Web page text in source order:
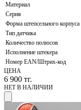
Материал
Серия
Форма штепсельного корпуса
Тип датчика
Количество полюсов
Исполнение штекера
Номер EAN/Штрих-код
ЦЕНА
6 900 тг.
НЕТ В НАЛИЧИИ